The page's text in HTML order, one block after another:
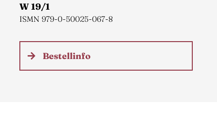
W 19/1
ISMN 979-0-50025-067-8
Bestellinfo